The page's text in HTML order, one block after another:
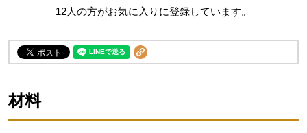
12人の方がお気に入りに登録しています。
材料